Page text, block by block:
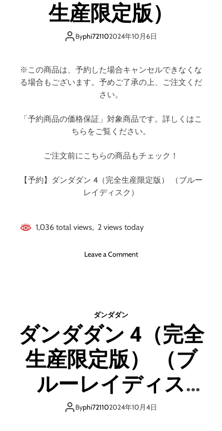
完
全
産
版
）
ル
レ
デ
ス
生産限定版）
Byphi721102024年10月6日
※この商品は、予約した場合キャンセルできなくな
る場合もございます。予めご了承の上、ご注文くだ
さい。
「予約商品の価格保証」対象商品です。詳しくはこ
ちらをご覧ください。
ご注文前にこちらの商品もチェック！
【予約】ダンダダン 4（完全生産限定版） （ブルー
レイディスク）
1,036 total views, 2 views today
Leave a Commento
（
全
生
産
定
ダンダダン
ダンダダン 4（完全
生産限定版） （ブ
ルーレイディス
ク）
Byphi721102024年10月4日